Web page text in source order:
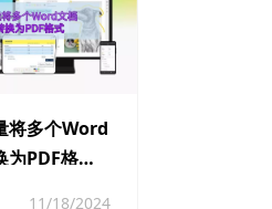
将多个Word
为PDF格
11/18/2024